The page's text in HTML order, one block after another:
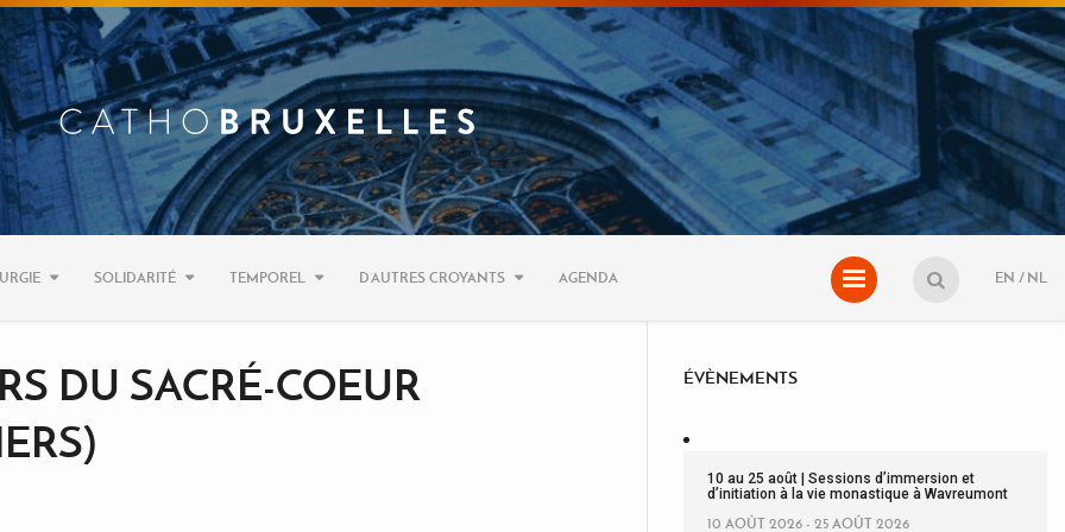
SOLIDARITÉ TEMPOREL D’AUTRES CROYANTS AGENDA NL
EN
DU SACRÉ-COEUR
ÉVÈNEMENTS
10 au 25 août | Sessions d’immersion et
d’initiation à la vie monastique à Wavreumont
10 AOÛT 2026 - 25 AOÛT 2026